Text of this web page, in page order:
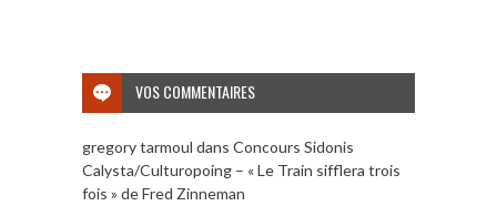
VOS COMMENTAIRES
gregory tarmoul dans Concours Sidonis
Calysta/Culturopoing – « Le Train sifflera trois
fois » de Fred Zinneman